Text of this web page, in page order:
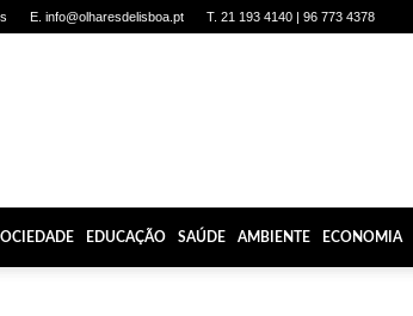
E. info@olharesdelisboa.pt T. 21 193 4140 | 96 773 4378
EDUCAÇÃO SAÚDE AMBIENTE ECONOMIA